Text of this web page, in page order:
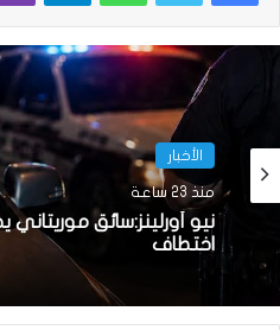
الأخبار
منذ 23 ساعة
نيو أورلينز:سائق
اختطاف